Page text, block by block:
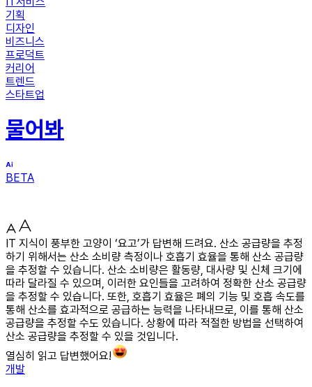
기획
디자인
비즈니스
프로덕트
커리어
트렌드
스타트업
물어봐
BETA
IT 지식이 풍부한 고양이 ‘요고’가 답변해 드려요. 산소 공급량을 추정
하기 위해서는 산소 소비량 측정이나 호흡기 효율을 통해 산소 공급량
을 추정할 수 있습니다. 산소 소비량은 활동량, 대사량 및 신체 크기에
따라 달라질 수 있으며, 이러한 요인들을 고려하여 정확한 산소 공급량
을 추정할 수 있습니다. 또한, 호흡기 효율은 폐의 기능 및 호흡 속도를
통해 산소를 효과적으로 공급하는 능력을 나타내므로, 이를 통해 산소
공급량을 추정할 수도 있습니다. 상황에 따라 적절한 방법을 선택하여
산소 공급량을 추정할 수 있을 것입니다.
열심히 읽고 답변했어요!
개발